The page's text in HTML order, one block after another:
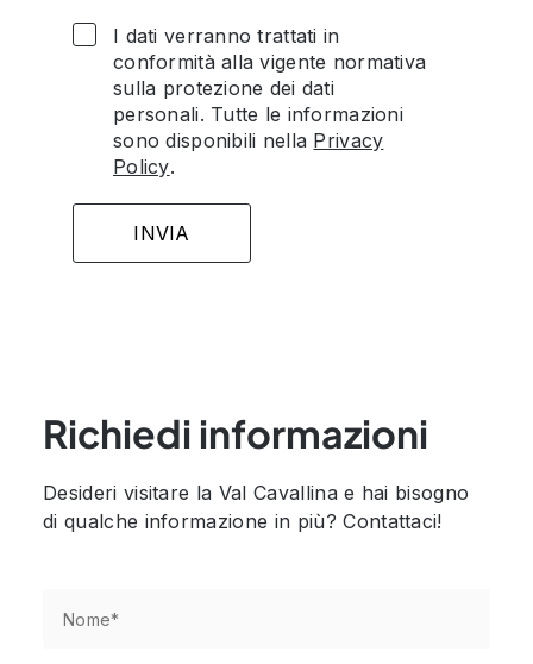
I dati verranno trattati in
conformità alla vigente normativa
sulla protezione dei dati
personali. Tutte le informazioni
sono disponibili nella Privacy
Policy.
Richiedi informazioni
Desideri visitare la Val Cavallina e hai bisogno
di qualche informazione in più? Contattaci!